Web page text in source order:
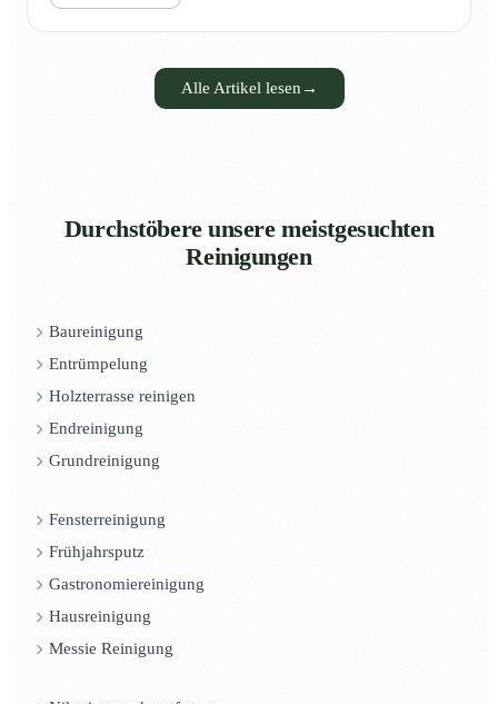
Alle Artikel lesen →
Durchstöbere unsere meistgesuchten
Reinigungen
Baureinigung
Entrümpelung
Holzterrasse reinigen
Endreinigung
Grundreinigung
Fensterreinigung
Frühjahrsputz
Gastronomiereinigung
Hausreinigung
Messie Reinigung